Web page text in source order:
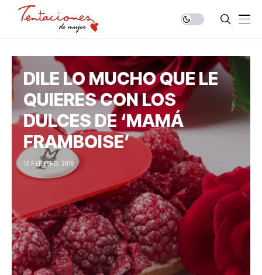
DILE LO MUCHO QUE LE
QUIERES CON LOS
DULCES DE ‘MAMÁ
FRAMBOISE’
12 FEBRERO, 2016